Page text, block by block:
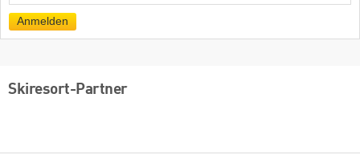
Anmelden
Skiresort-Partner